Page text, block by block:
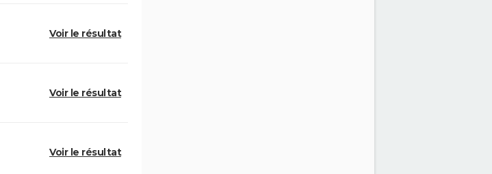
Voir le résultat
Voir le résultat
Voir le résultat